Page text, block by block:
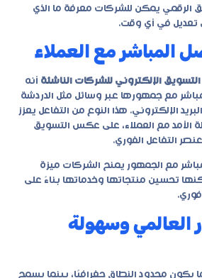
الرقمي يمكن للشركات معرفة ما الذي
تعديل في أي وقت.
المباشر مع العملاء
التسويق الإلكتروني للشركات الناشئة أنه
مع جمهورها عبر وسائل مثل الدردشة
الإلكتروني. هذا النوع من التفاعل يعزز
الأمد مع العملاء، على عكس التسويق
التفاعل الفوري.
مع الجمهور يمنح الشركات ميزة
تحسين منتجاتها وخدماتها بناءً على
العالمي وسهولة
يكون محدود النطاق جغرافيًا، بينما يسمح